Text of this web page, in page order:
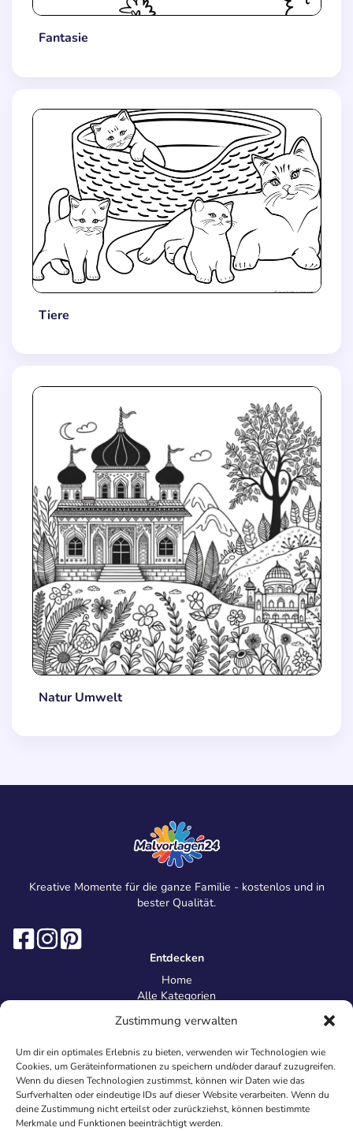
Zustimmung verwalten
Um dir ein optimales Erlebnis zu bieten, verwenden wir Technologien wie
Cookies, um Geräteinformationen zu speichern und/oder darauf zuzugreifen.
Wenn du diesen Technologien zustimmst, können wir Daten wie das
Surfverhalten oder eindeutige IDs auf dieser Website verarbeiten. Wenn du
deine Zustimmung nicht erteilst oder zurückziehst, können bestimmte
Merkmale und Funktionen beeinträchtigt werden.
Fantasie
Tiere
Natur Umwelt
Kreative Momente für die ganze Familie - kostenlos und in
bester Qualität.
Entdecken
Home
Alle Kategorien
Information
Über uns
Kontakt
Inhaltsrichtlinien
Recht & Datenschutz
Impressum